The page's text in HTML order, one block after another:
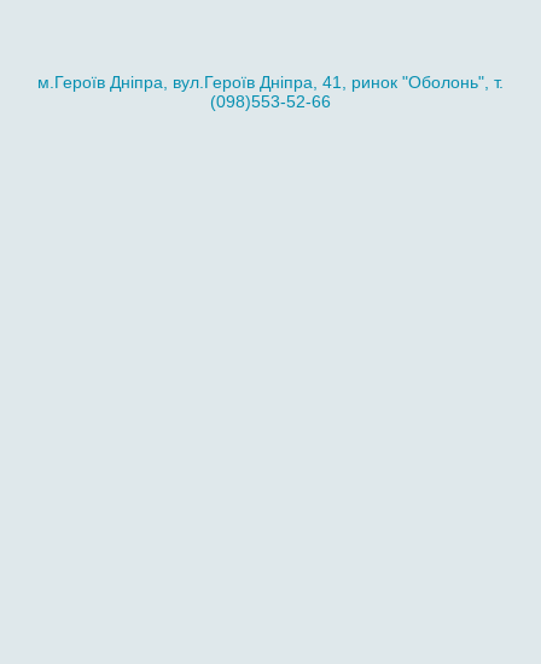
м.Героїв Дніпра, вул.Героїв Дніпра, 41, ринок "Оболонь", т.
(098)553-52-66